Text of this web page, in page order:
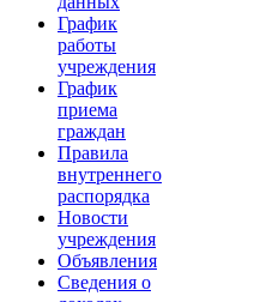
График
работы
учреждения
График
приема
граждан
Правила
внутреннего
распорядка
Новости
учреждения
Объявления
Сведения о